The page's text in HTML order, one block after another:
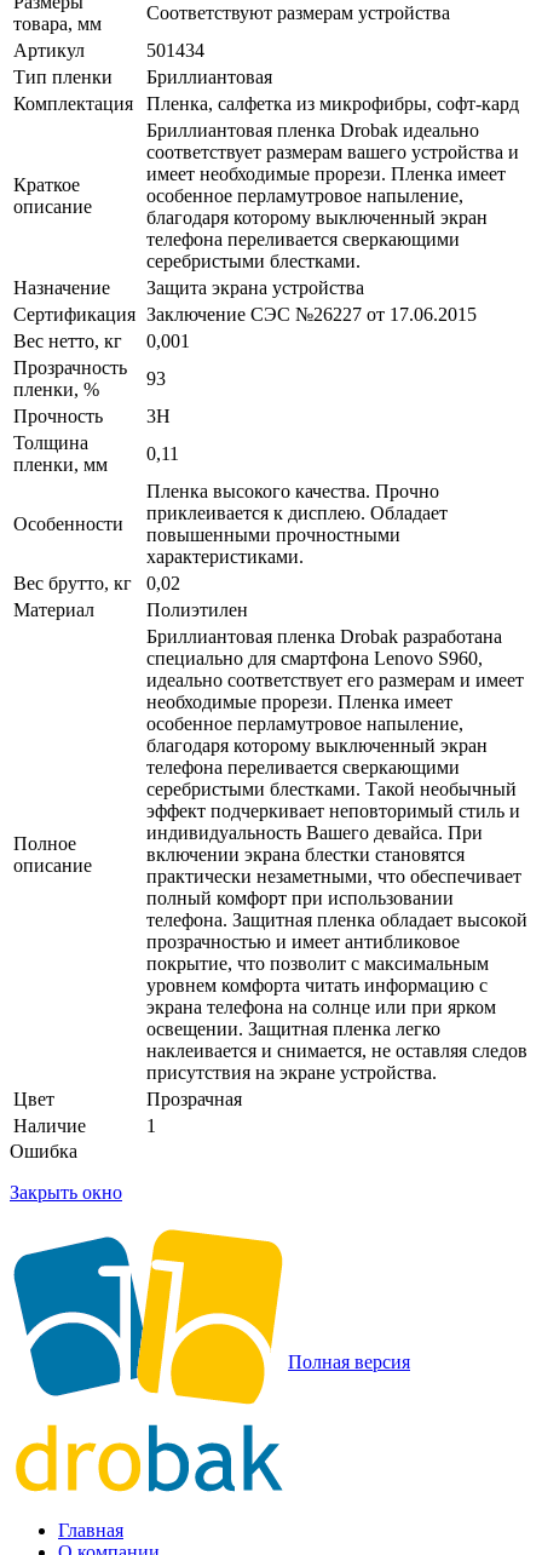
товара, мм
Соответствуют размерам устройства
Артикул
501434
Тип пленки
Бриллиантовая
Комплектация
Пленка, салфетка из микрофибры, софт-кард
Краткое
описание
Бриллиантовая пленка Drobak идеально
соответствует размерам вашего устройства и
имеет необходимые прорези. Пленка имеет
особенное перламутровое напыление,
благодаря которому выключенный экран
телефона переливается сверкающими
серебристыми блестками.
Назначение
Защита экрана устройства
Сертификация Заключение СЭС №26227 от 17.06.2015
Вес нетто, кг
0,001
Прозрачность
пленки, %
93
Прочность
3H
Толщина
пленки, мм
0,11
Особенности
Пленка высокого качества. Прочно
приклеивается к дисплею. Обладает
повышенными прочностными
характеристиками.
Вес брутто, кг
0,02
Материал
Полиэтилен
Полное
описание
Бриллиантовая пленка Drobak разработана
специально для смартфона Lenovo S960,
идеально соответствует его размерам и имеет
необходимые прорези. Пленка имеет
особенное перламутровое напыление,
благодаря которому выключенный экран
телефона переливается сверкающими
серебристыми блестками. Такой необычный
эффект подчеркивает неповторимый стиль и
индивидуальность Вашего девайса. При
включении экрана блестки становятся
практически незаметными, что обеспечивает
полный комфорт при использовании
телефона. Защитная пленка обладает высокой
прозрачностью и имеет антибликовое
покрытие, что позволит с максимальным
уровнем комфорта читать информацию с
экрана телефона на солнце или при ярком
освещении. Защитная пленка легко
наклеивается и снимается, не оставляя следов
присутствия на экране устройства.
Цвет
Прозрачная
Наличие
1
Ошибка
Закрыть окно
Полная версия
Главная